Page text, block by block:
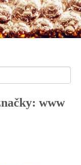
www